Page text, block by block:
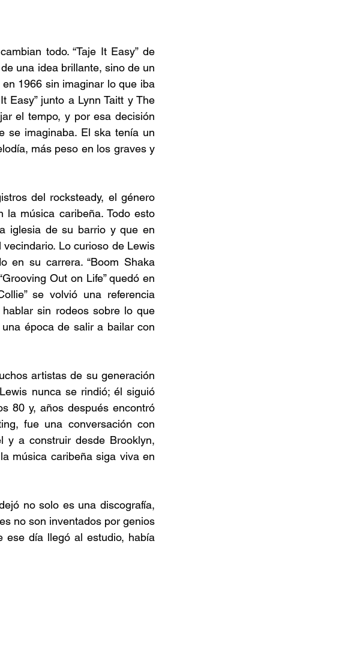
todo. “Taje It Easy” de
una idea brillante, sino de un
1966 sin imaginar lo que iba
Easy” junto a Lynn Taitt y The
el tempo, y por esa decisión
se imaginaba. El ska tenía un
más peso en los graves y
del rocksteady, el género
música caribeña. Todo esto
iglesia de su barrio y que en
Lo curioso de Lewis
en su carrera. “Boom Shaka
Out on Life” quedó en
se volvió una referencia
sin rodeos sobre lo que
época de salir a bailar con
artistas de su generación
nunca se rindió; él siguió
80 y, años después encontró
fue una conversación con
y a construir desde Brooklyn,
música caribeña siga viva en
no solo es una discografía,
no son inventados por genios
ese día llegó al estudio, había